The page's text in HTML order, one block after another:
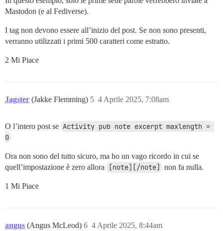
Mastodon (e al Fediverse).
I tag non devono essere all’inizio del post. Se non sono presenti,
verranno utilizzati i primi 500 caratteri come estratto.
2 Mi Piace
Jagster (Jakke Flemming) 4 Aprile 2025, 7:08am
5
O l’intero post se Activity pub note excerpt maxlength =
0
Ora non sono del tutto sicuro, ma ho un vago ricordo in cui se
quell’impostazione è zero allora
[note][/note] non fa nulla.
1 Mi Piace
angus (Angus McLeod) 4 Aprile 2025, 8:44am
6